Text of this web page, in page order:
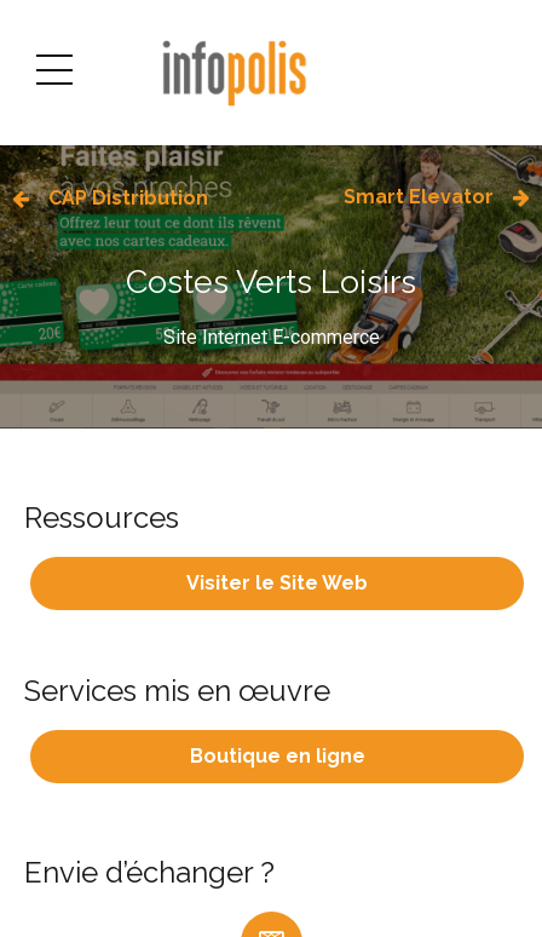
CAP Distribution Smart Elevator
Costes Verts Loisirs
Site Internet E-commerce
Ressources
Visiter le Site Web
Services mis en œuvre
Boutique en ligne
Envie d’échanger ?